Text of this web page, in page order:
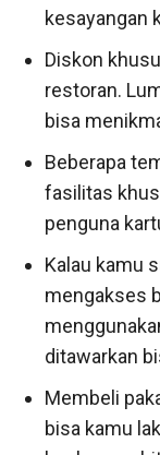
kesayangan
Diskon
restoran.
bisa
Beberapa
fasilitas
penguna
Kalau kamu
mengakses
ditawarkan
Membeli
bisa kamu